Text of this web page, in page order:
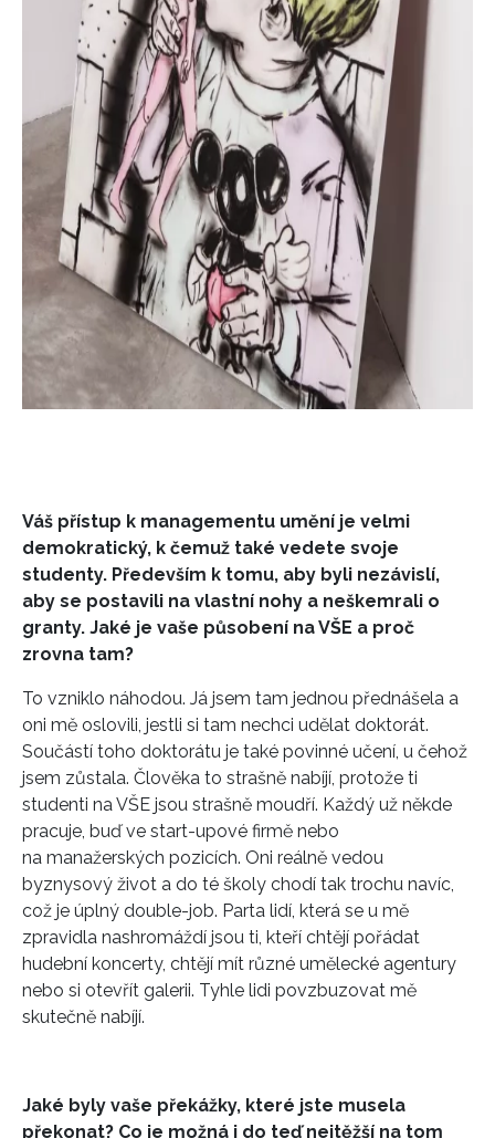
INFORMACE
REDAKCE
Váš přístup k managementu umění je velmi
demokratický, k čemuž také vedete svoje
studenty. Především k tomu, aby byli nezávislí,
aby se postavili na vlastní nohy a neškemrali o
granty. Jaké je vaše působení na VŠE a proč
zrovna tam?
To vzniklo náhodou. Já jsem tam jednou přednášela a
oni mě oslovili, jestli si tam nechci udělat doktorát.
Součástí toho doktorátu je také povinné učení, u čehož
jsem zůstala. Člověka to strašně nabíjí, protože ti
studenti na VŠE jsou strašně moudří. Každý už někde
pracuje, buď ve start-upové firmě nebo
na manažerských pozicích. Oni reálně vedou
byznysový život a do té školy chodí tak trochu navíc,
což je úplný double-job. Parta lidí, která se u mě
zpravidla nashromáždí jsou ti, kteří chtějí pořádat
hudební koncerty, chtějí mít různé umělecké agentury
nebo si otevřít galerii. Tyhle lidi povzbuzovat mě
skutečně nabíjí.
Jaké byly vaše překážky, které jste musela
překonat? Co je možná i do teď nejtěžší na tom